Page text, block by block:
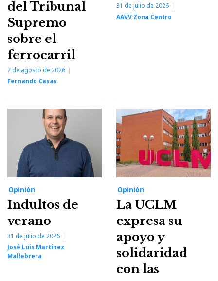
del Tribunal
Supremo
sobre el
ferrocarril
2 de agosto de 2026
Fernando Casas
31 de julio de 2026
AAVV Zona Centro
Opinión
Indultos de
verano
31 de julio de 2026
José Luis Martínez
Mallebrera
Opinión
La UCLM
expresa su
apoyo y
solidaridad
con las